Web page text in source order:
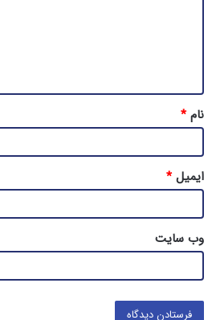
*
نام*
ایمیل*
وب‌ سایت